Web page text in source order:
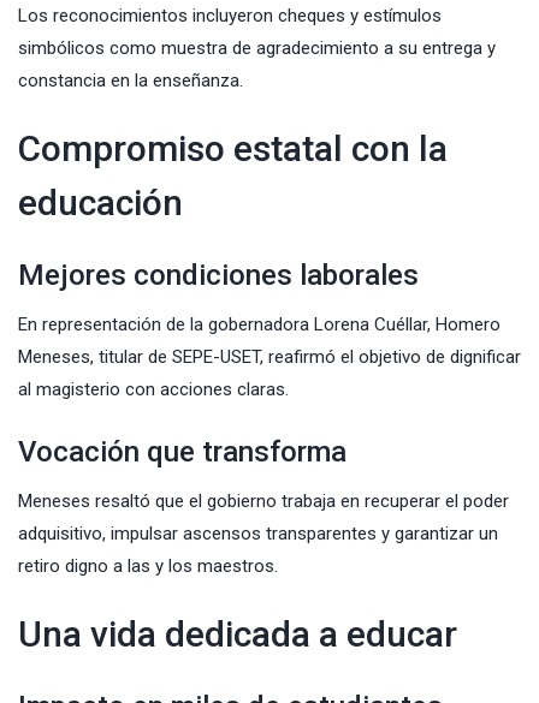
Los reconocimientos incluyeron cheques y estímulos
simbólicos como muestra de agradecimiento a su entrega y
constancia en la enseñanza.
Compromiso estatal con la
educación
Mejores condiciones laborales
En representación de la gobernadora Lorena Cuéllar, Homero
Meneses, titular de SEPE-USET, reafirmó el objetivo de dignificar
al magisterio con acciones claras.
Vocación que transforma
Meneses resaltó que el gobierno trabaja en recuperar el poder
adquisitivo, impulsar ascensos transparentes y garantizar un
retiro digno a las y los maestros.
Una vida dedicada a educar